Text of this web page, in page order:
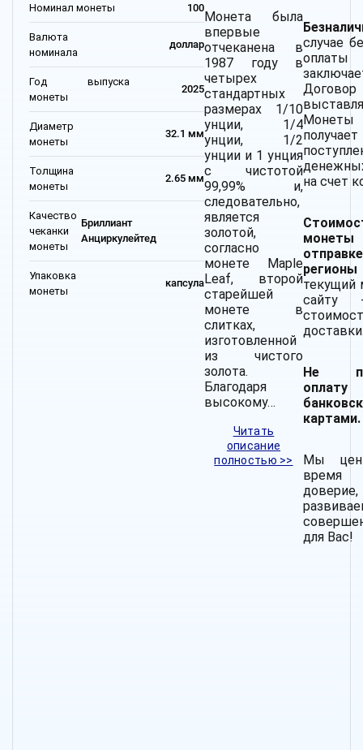
Номинал монеты 100
Валюта
номинала
доллар
Год выпуска
монеты
2025
Диаметр
монеты
32.1 мм
Толщина
монеты
2.65 мм
Качество
чеканки
монеты
Бриллиант
Анциркулейтед
Упаковка
монеты
капсула
Монета была
впервые
отчеканена в
1987 году в
четырех
стандартных
размерах 1/10
унции, 1/4
унции, 1/2
унции и 1 унция
с чистотой
99,99% и,
следовательно,
является
золотой,
согласно
монете Maple
Leaf, второй
старейшей
монете в
слитках,
изготовленной
из чистого
золота.
Благодаря
высокому…
Читать
описание
полностью >>
случае
оплаты
на счет
текущий
сайту
Не
оплату
картами.
Мы
для Вас!